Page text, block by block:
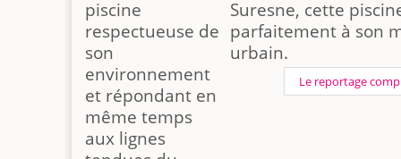
piscine
respectueuse de
son
environnement
et répondant en
même temps
aux lignes
Suresne, cette
parfaitement à son
urbain.
Le reportage